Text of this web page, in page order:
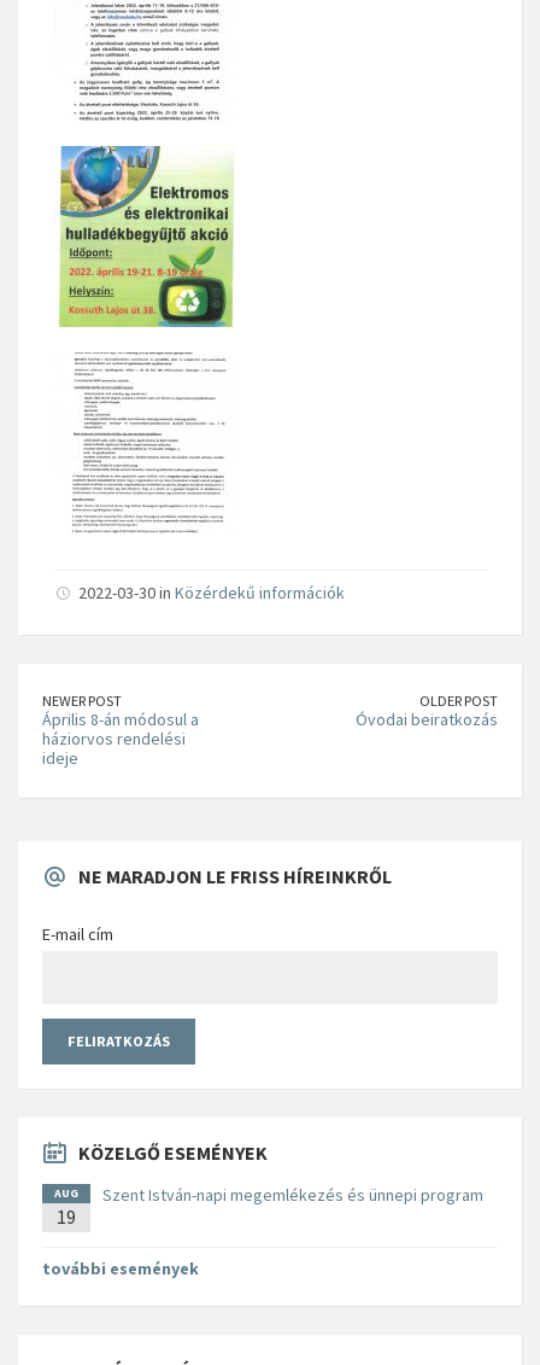
2022-03-30 in Közérdekű információk
NEWER POST
Április 8-án módosul a
háziorvos rendelési
ideje
OLDER POST
Óvodai beiratkozás
NE MARADJON LE FRISS HÍREINKRŐL
E-mail cím
KÖZELGŐ ESEMÉNYEK
AUG
19
Szent István-napi megemlékezés és ünnepi program
további események